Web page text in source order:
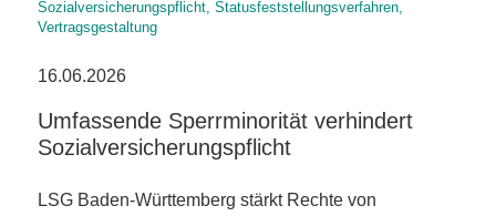
Sozialversicherungspflicht, Statusfeststellungsverfahren,
Vertragsgestaltung
16.06.2026
Umfassende Sperrminorität verhindert
Sozialversicherungspflicht
LSG Baden-Württemberg stärkt Rechte von